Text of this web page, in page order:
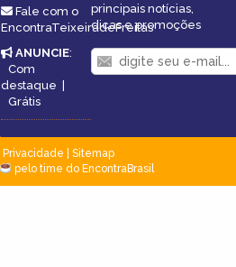
Fale com o
EncontraTeixeiradeFreitas
ANUNCIE:
Com
destaque |
Grátis
principais notícias,
dicas e promoções
Privacidade
Sitemap
pelo time do EncontraBrasil